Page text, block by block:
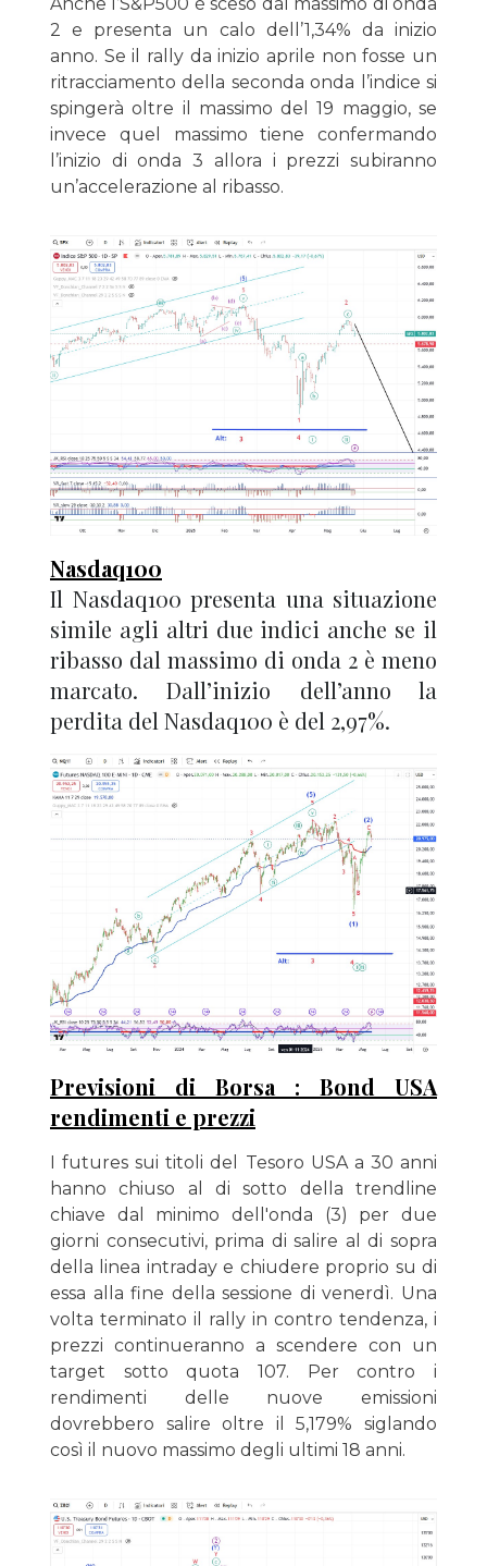
Anche l’S&P500 è sceso dal massimo di onda
2 e presenta un calo dell’1,34% da inizio
anno. Se il rally da inizio aprile non fosse un
ritracciamento della seconda onda l’indice si
spingerà oltre il massimo del 19 maggio, se
invece quel massimo tiene confermando
l’inizio di onda 3 allora i prezzi subiranno
un’accelerazione al ribasso.
Nasdaq100
Il Nasdaq100 presenta una situazione
simile agli altri due indici anche se il
ribasso dal massimo di onda 2 è meno
marcato. Dall’inizio dell’anno la
perdita del Nasdaq100 è del 2,97%.
Previsioni di Borsa : Bond USA
rendimenti e prezzi
I futures sui titoli del Tesoro USA a 30 anni
hanno chiuso al di sotto della trendline
chiave dal minimo dell'onda (3) per due
giorni consecutivi, prima di salire al di sopra
della linea intraday e chiudere proprio su di
essa alla fine della sessione di venerdì. Una
volta terminato il rally in contro tendenza, i
prezzi continueranno a scendere con un
target sotto quota 107. Per contro i
rendimenti delle nuove emissioni
dovrebbero salire oltre il 5,179% siglando
così il nuovo massimo degli ultimi 18 anni.